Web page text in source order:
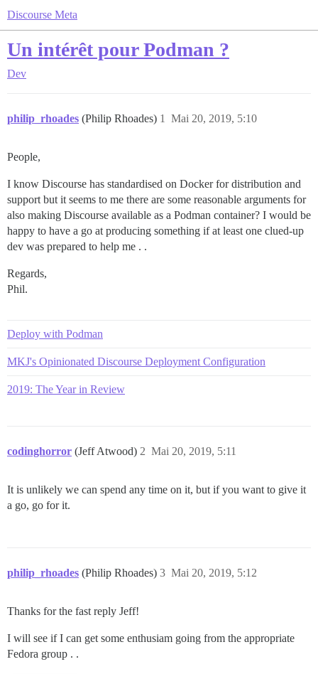
Discourse Meta
Un intérêt pour Podman ?
Dev
philip_rhoades (Philip Rhoades) Mai 20, 2019, 5:10
1
People,
I know Discourse has standardised on Docker for distribution and
support but it seems to me there are some reasonable arguments for
also making Discourse available as a Podman container? I would be
happy to have a go at producing something if at least one clued-up
dev was prepared to help me . .
Regards,
Phil.
Deploy with Podman
MKJ's Opinionated Discourse Deployment Configuration
2019: The Year in Review
codinghorror (Jeff Atwood) Mai 20, 2019, 5:11
2
It is unlikely we can spend any time on it, but if you want to give it
a go, go for it.
philip_rhoades (Philip Rhoades) Mai 20, 2019, 5:12
3
Thanks for the fast reply Jeff!
I will see if I can get some enthusiam going from the appropriate
Fedora group . .